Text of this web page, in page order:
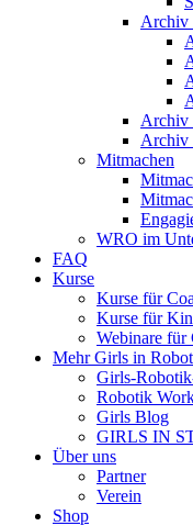
Archiv
Archiv
Archiv
Mitmachen
WRO im
FAQ
Kurse
Kurse für
Kurse für
Webinare für
Mehr Girls in
Girls-
Robotik
Girls Blog
GIRLS IN
Über uns
Partner
Verein
Shop